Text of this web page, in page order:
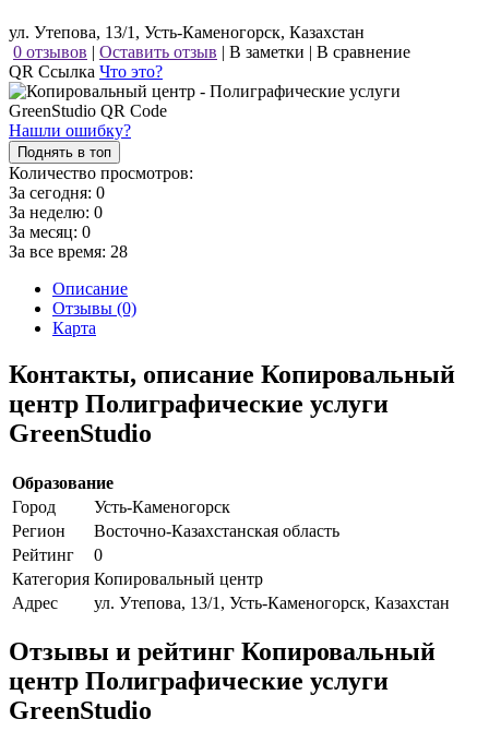
ул. Утепова, 13/1, Усть-Каменогорск, Казахстан
0 отзывов | Оставить отзыв | В заметки | В сравнение
QR Ссылка Что это?
Нашли ошибку?
Поднять в топ
Количество просмотров:
За сегодня: 0
За неделю: 0
За месяц: 0
За все время: 28
Описание
Отзывы (0)
Карта
Контакты, описание Копировальный
центр Полиграфические услуги
GreenStudio
Образование
Город
Усть-Каменогорск
Регион
Восточно-Казахстанская область
Рейтинг
0
Категория Копировальный центр
Адрес
ул. Утепова, 13/1, Усть-Каменогорск, Казахстан
Отзывы и рейтинг Копировальный
центр Полиграфические услуги
GreenStudio